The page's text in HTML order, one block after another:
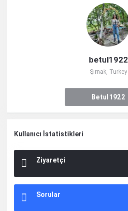
betul1922
Şırnak, Turkey
Betul1922
Kullanıcı İstatistikleri
Ziyaretçi
Sorular